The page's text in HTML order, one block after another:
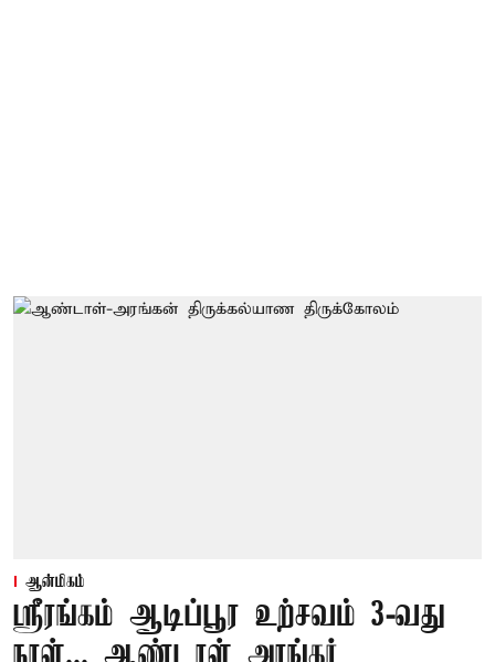
ஆன்மிகம்
ஸ்ரீரங்கம் ஆடிப்பூர உற்சவம் 3-வது